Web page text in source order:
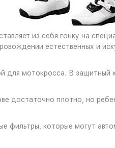
из себя гонку на
естественных и
для мотокросса. В защитный
достаточно плотно, но
фильтры, которые могут